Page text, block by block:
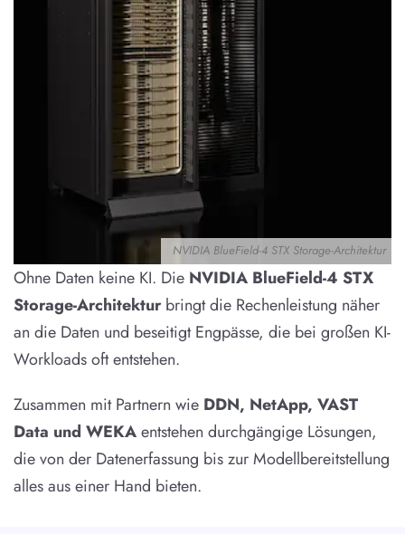
NVIDIA BlueField-4 STX Storage-Architektur
Ohne Daten keine KI. Die NVIDIA BlueField-4 STX
Storage-Architekturbringt die Rechenleistung näher
an die Daten und beseitigt Engpässe, die bei großen KI-
Workloads oft entstehen.
Zusammen mit Partnern wie DDN, NetApp, VAST
Data und WEKAentstehen durchgängige Lösungen,
die von der Datenerfassung bis zur Modellbereitstellung
alles aus einer Hand bieten.